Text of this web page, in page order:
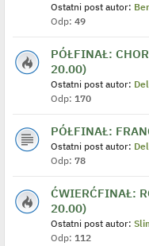
Ostatni post autor:
Odp: 49
PÓŁFINAŁ:
20.00)
Ostatni post autor:
Odp: 170
PÓŁFINAŁ:
Ostatni post autor:
Odp: 78
ĆWIERĆFINAŁ:
20.00)
Ostatni post autor:
Odp: 112